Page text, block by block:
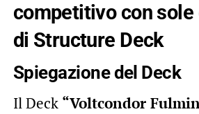
competitivo con sole
di Structure Deck
Spiegazione del Deck
Il Deck “Voltcondor